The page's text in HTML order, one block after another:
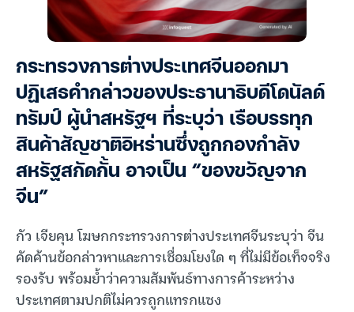
กระทรวงการต่างประเทศจีนออกมา
ปฏิเสธคำกล่าวของประธานาธิบดีโดนัลด์
ทรัมป์ ผู้นำสหรัฐฯ ที่ระบุว่า เรือบรรทุก
สินค้าสัญชาติอิหร่านซึ่งถูกกองกำลัง
สหรัฐสกัดกั้น อาจเป็น “ของขวัญจาก
จีน”
กัว เจียคุน โฆษกกระทรวงการต่างประเทศจีนระบุว่า จีน
คัดค้านข้อกล่าวหาและการเชื่อมโยงใด ๆ ที่ไม่มีข้อเท็จจริง
รองรับ พร้อมย้ำว่าความสัมพันธ์ทางการค้าระหว่าง
ประเทศตามปกติไม่ควรถูกแทรกแซง